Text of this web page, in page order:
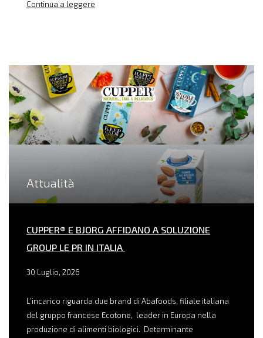
Continua a leggere
Attualità
CUPPER® E BJORG AFFIDANO A SOLUZIONE
GROUP LE PR IN ITALIA
30 Luglio, 2026
L’incarico riguarda due brand di Abafoods, filiale italiana
del gruppo francese Ecotone, leader in Europa nella
produzione di alimenti biologici. Determinante